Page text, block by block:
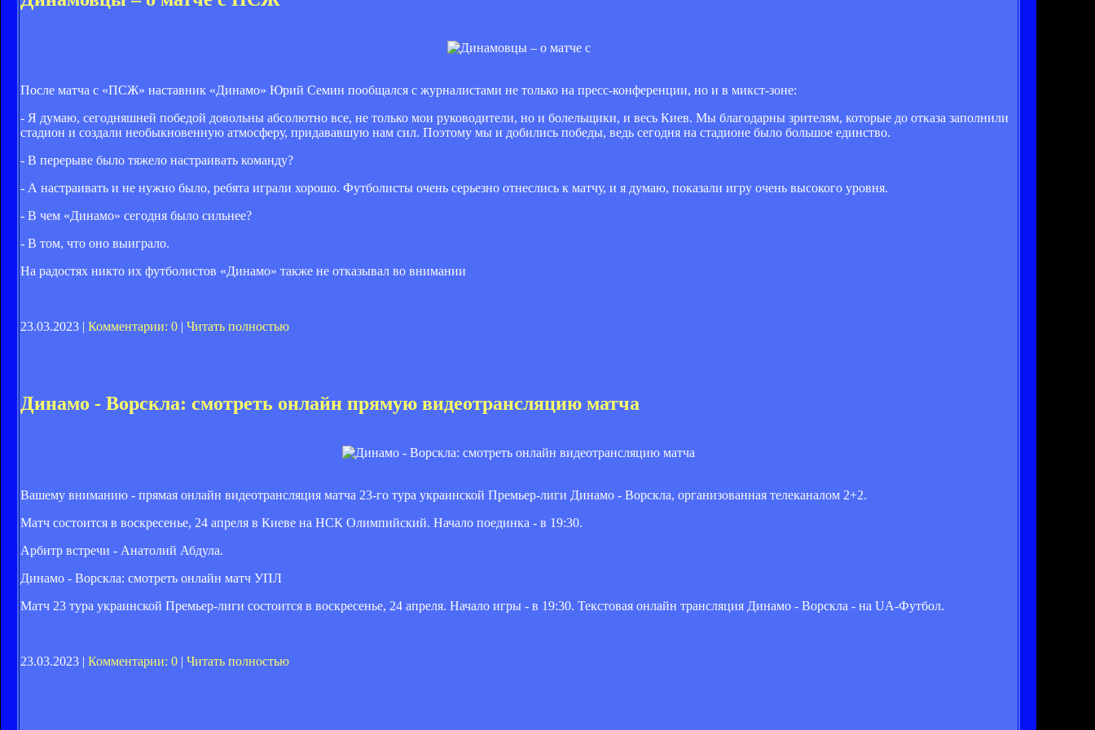
После матча с «ПСЖ» наставник «Динамо» Юрий Семин пообщался с журналистами не только на пресс-конференции, но и в микст-зоне:
- Я думаю, сегодняшней победой довольны абсолютно все, не только мои руководители, но и болельщики, и весь Киев. Мы благодарны зрителям, которые до отказа заполнили
стадион и создали необыкновенную атмосферу, придававшую нам сил. Поэтому мы и добились победы, ведь сегодня на стадионе было большое единство.
- В перерыве было тяжело настраивать команду?
- А настраивать и не нужно было, ребята играли хорошо. Футболисты очень серьезно отнеслись к матчу, и я думаю, показали игру очень высокого уровня.
- В чем «Динамо» сегодня было сильнее?
- В том, что оно выиграло.
На радостях никто их футболистов «Динамо» также не отказывал во внимании
23.03.2023 | Комментарии: 0 Читать полностью
Динамо - Ворскла: смотреть онлайн прямую видеотрансляцию матча
Вашему вниманию - прямая онлайн видеотрансляция матча 23-го тура украинской Премьер-лиги Динамо - Ворскла, организованная телеканалом 2+2.
Матч состоится в воскресенье, 24 апреля в Киеве на НСК Олимпийский. Начало поединка - в 19:30.
Арбитр встречи - Анатолий Абдула.
Динамо - Ворскла: смотреть онлайн матч УПЛ
Матч 23 тура украинской Премьер-лиги состоится в воскресенье, 24 апреля. Начало игры - в 19:30. Текстовая онлайн трансляция Динамо - Ворскла - на UA-Футбол.
23.03.2023 | Комментарии: 0 | Читать полностью